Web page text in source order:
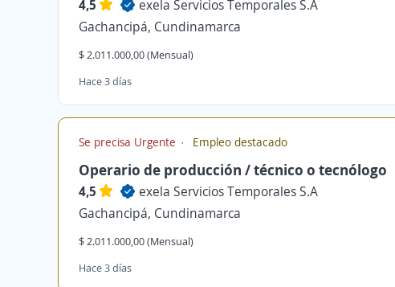
4,5
exela Servicios Temporales S.A
Gachancipá, Cundinamarca
$ 2.011.000,00 (Mensual)
Hace 3 días
Se precisa Urgente Empleo destacado
Operario de producción / técnico o tecnólogo
4,5
exela Servicios Temporales S.A
Gachancipá, Cundinamarca
$ 2.011.000,00 (Mensual)
Hace 3 días